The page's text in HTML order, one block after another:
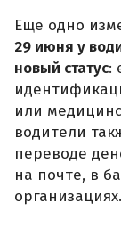
Еще одно
29 июня у
новый статус:
или
водители
переводе
на почте, в
организациях.